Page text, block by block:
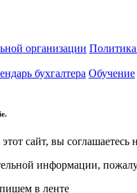
организации
бухгалтера Обучение
сайт, вы
информации,
в ленте